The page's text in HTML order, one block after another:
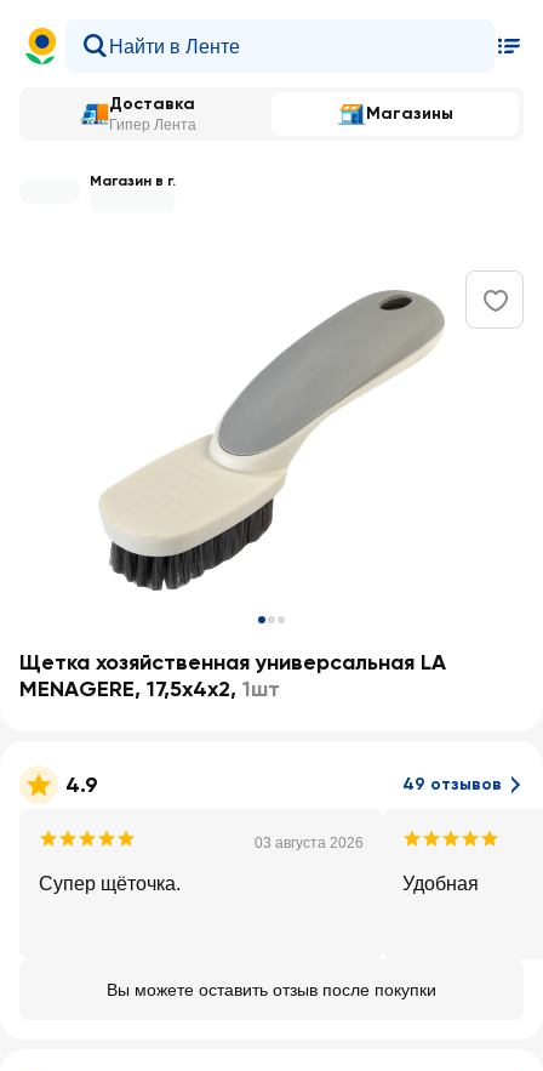
Доставка
Гипер Лента
Магазины
Магазин в г.
Щетка хозяйственная универсальная LA
MENAGERE, 17,5x4x2, 1шт
4.9 49 отзывов
03 августа 2026
Супер щёточка. Удобная
Вы можете оставить отзыв после покупки